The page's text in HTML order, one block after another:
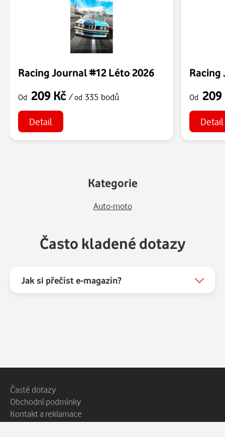
Racing Journal #12 Léto 2026
Od 209 Kč /od 335 bodů
Detail
Racing
Od
Detail
Kategorie
Auto-moto
Často kladené dotazy
Jak si přečíst e-magazín?
Patička webu
Vedlejší navigace
Časté dotazy
Obchodní podmínky
Kontakt a reklamace